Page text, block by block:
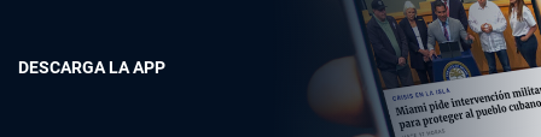
DESCARGA LA APP